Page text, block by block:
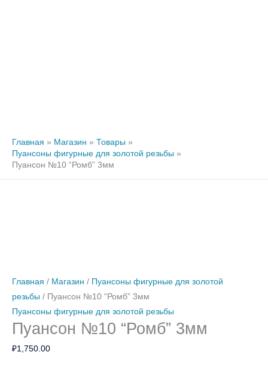
Главная Магазин
Товары
Пуансоны фигурные для золотой резьбы
Пуансон №10 “Ромб” 3мм
Главная / Магазин / Пуансоны фигурные для золотой
резьбы / Пуансон №10 “Ромб” 3мм
Пуансоны фигурные для золотой резьбы
Пуансон №10 “Ромб” 3мм
₽1,750.00
“Ромб”
3мм
“Лилия”
4,9мм
“Забивка
фона
треугольная”
4,1мм
“Цветочек
большой”
5мм